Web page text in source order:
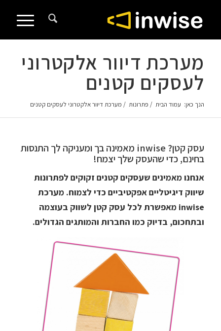
מערכת דיוור אלקטרוני
לעסקים קטנים
הנך כאן: עמוד הבית / פתרונות / מערכת דיוור אלקטרוני לעסקים קטנים
עסק קטן? inwise מאמינה בך ומעניקה לך התנסות
בחינם, כדי שהעסק שלך יצמח!
אנחנו מאמינים שעסקים קטנים זקוקים לפתרונות
שיווק דיגיטליים אפקטיביים כדי לצמוח. מערכת
inwise מאפשרת לכל עסק קטן לשווק בעוצמה
ובתחכום, בדיוק כמו החברות והמותגים הגדולים.